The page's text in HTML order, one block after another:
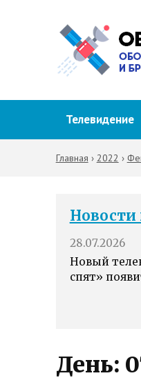
Телевидение
Главная › 2022 ›
Новости
28.07.2026
Новый
спят»
День: